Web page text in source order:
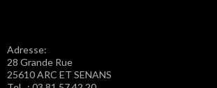
Adresse:
28 Grande Rue
25610 ARC ET SENANS